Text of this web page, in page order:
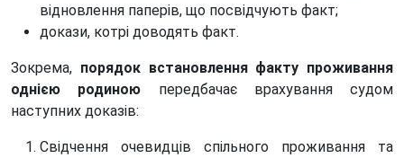
відновлення паперів, що посвідчують факт;
докази, котрі доводять факт.
Зокрема, порядок встановлення факту проживання
однією родиною передбачає врахування судом
наступних доказів:
Свідчення очевидців спільного проживання та